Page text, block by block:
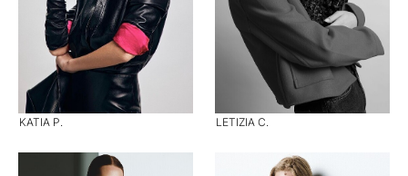
KATIA P. LETIZIA C.